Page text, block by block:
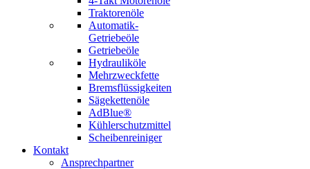
Traktorenöle
Automatik-
Getriebeöle
Getriebeöle
Hydrauliköle
Mehrzweckfette
Bremsflüssigkeiten
Sägekettenöle
AdBlue®
Kühlerschutzmittel
Scheibenreiniger
Kontakt
Ansprechpartner